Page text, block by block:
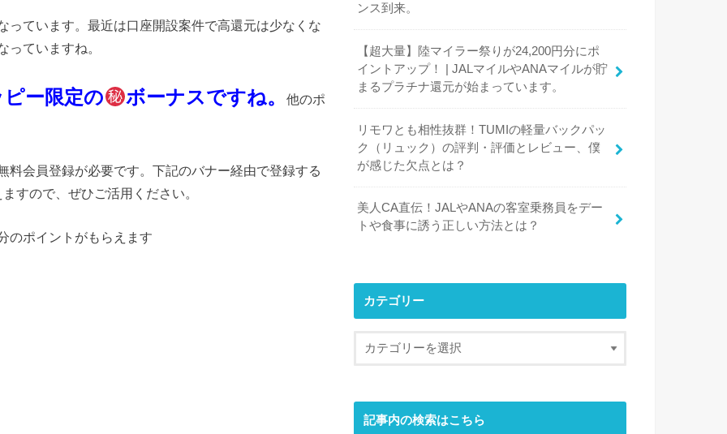
っています。最近は口座開設案件で高還元は少なくな
ていますね。
ー限定の ボーナスですね。他のポ
料会員登録が必要です。下記のバナー経由で登録する
すので、ぜひご活用ください。
のポイントがもらえます
ンス到来。
【超大量】陸マイラー祭りが24,200円分にポ
イントアップ！ | JALマイルやANAマイルが貯
まるプラチナ還元が始まっています。
リモワとも相性抜群！TUMIの軽量バックパッ
ク（リュック）の評判・評価とレビュー、僕
が感じた欠点とは？
美人CA直伝！JALやANAの客室乗務員をデー
トや食事に誘う正しい方法とは？
カテゴリー
記事内の検索はこちら